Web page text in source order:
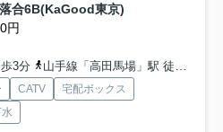
合6B(KaGood東京)
円
3分
山手線「高田馬場」駅 徒歩11分
CATV
宅配ボックス